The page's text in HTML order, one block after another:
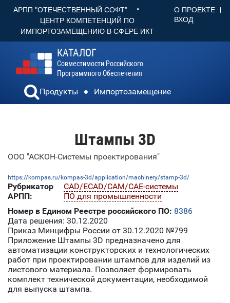
АРПП "ОТЕЧЕСТВЕННЫЙ СОФТ" •
ЦЕНТР КОМПЕТЕНЦИЙ ПО
ИМПОРТОЗАМЕЩЕНИЮ В СФЕРЕ ИКТ
О ПРОЕКТЕ
ВХОД
КАТАЛОГ
Совместимости Российского
Программного Обеспечения
Продукты Импортозамещение
Штампы 3D
ООО "АСКОН-Системы проектирования"
https://kompas.ru/kompas-3d/application/machinery/stamp-3d/
Рубрикатор
АРПП:
CAD/ECAD/CAM/CAE-системы
ПО для промышленности
Номер в Едином Реестре российского ПО: 8386
Дата решения: 30.12.2020
Приказ Минцифры России от 30.12.2020 №799
Приложение Штампы 3D предназначено для
автоматизации конструкторских и технологических
работ при проектировании штампов для изделий из
листового материала. Позволяет формировать
комплект технической документации, необходимой
для выпуска штампа.